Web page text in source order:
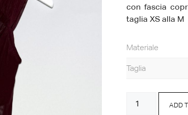
con fascia
taglia XS alla M
Materiale
Taglia
Bordeaux
ADD